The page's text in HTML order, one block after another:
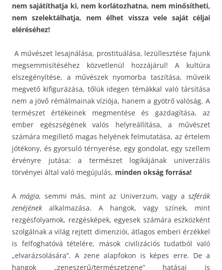
nem sajátíthatja ki, nem korlátozhatna, nem minősítheti,
nem szelektálhatja, nem élhet vissza vele saját céljai
eléréséhez!
A művészet lesajnálása, prostituálása, lezüllesztése fajunk
megsemmisítéséhez közvetlenül hozzájárul! A kultúra
elszegényítése, a művészek nyomorba taszítása, műveik
megvető kifigurázása, tőlük idegen témákkal való társítása
nem a jövő rémálmainak víziója, hanem a gyötrő valóság. A
természet értékeinek megmentése és gazdagítása, az
ember egészségének valós helyreállítása, a művészet
számára megillető magas helyének felmutatása, az értelem
jótékony, és gyorsuló térnyerése, egy gondolat, egy szellem
érvényre jutása: a természet logikájának univerzális
törvényei által való megújulás, minden okság forrása!
Amágia, semmi más, mint az Univerzum, vagy aszférák
zenéjének alkalmazása. A hangok, vagy színek, mint
rezgésfolyamok, rezgésképek, egyesek számára eszközként
szolgálnak a világ rejtett dimenziói, átlagos emberi érzékkel
is felfoghatóvá tételére, mások civilizációs tudatból való
„elvarázsolására”. A zene alapfokon is képes erre. De a
hangok „zeneszerű/természetzene” hatásai is